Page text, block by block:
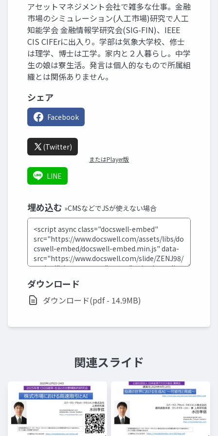
アセットマネジメント会社で雑多な仕事。金融
市場のシミュレーション(人工市場)研究で人工
知能学会 金融情報学研究会(SIG-FIN)、IEEE
CIS CIFErに出入り。学部は気象大学校、修士
は理学、博士は工学。家内と２人暮らし。中学
生の娘は寮生活。発言は個人的なもので所属組
織とは関係ありません。
シェア
Facebook
(Twitter)
またはPlayer版
LINE
埋め込む »CMSなどでJSが使えない場合
ダウンロード
ダウンロード(pdf - 14.9MB)
関連スライド